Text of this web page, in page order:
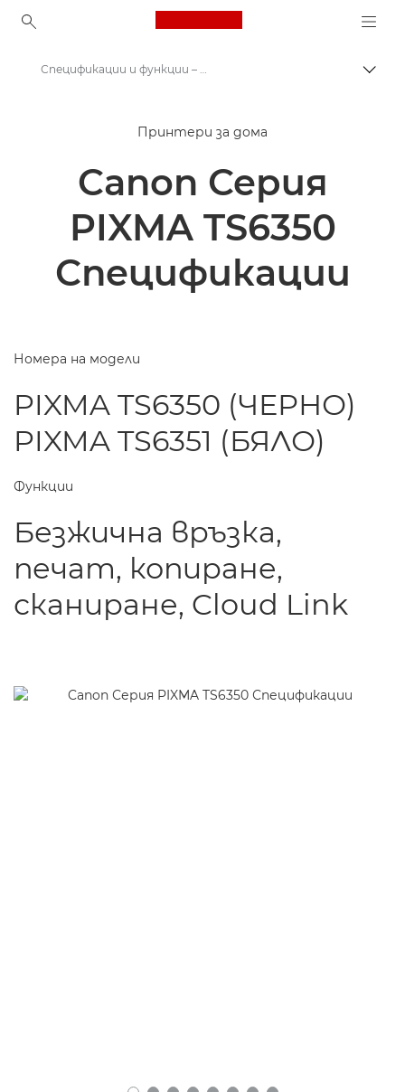
Canon Logo, back to
Принтери на Canon
Серия Canon PIXMA TS6350
Спецификации и функции – серия PIXMA TS6350
Принтери за дома
Canon Серия
PIXMA TS6350
Спецификации
Номера на модели
PIXMA TS6350 (ЧЕРНО)
PIXMA TS6351 (БЯЛО)
Функции
Безжична връзка,
печат, копиране,
сканиране, Cloud Link